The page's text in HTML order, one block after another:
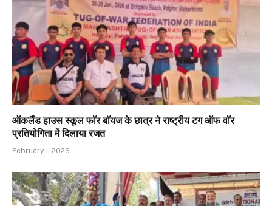
ऑकलैंड हाउस स्कूल फॉर बॉयज के छात्र ने राष्ट्रीय टग ऑफ वॉर
प्रतियोगिता में दिलाया रजत
February 1, 2026